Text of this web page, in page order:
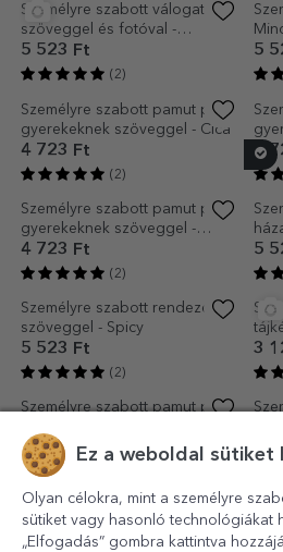
gyerekeknek névvel -
Szivárvány
4 723 Ft
néz
4
Gyerekeknek készült pamut
póló, az oktatási intézmény
személyre szabva
-30%
Ez a weboldal sütiket
Olyan célokra, mint a személyre
sütiket vagy hasonló technológiákat
„Elfogadás” gombra kattintva